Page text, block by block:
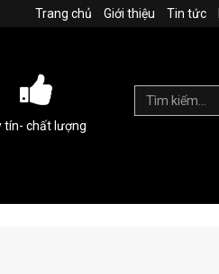
Trang chủ Giới thiệu Tin tức
tín- chất lượng